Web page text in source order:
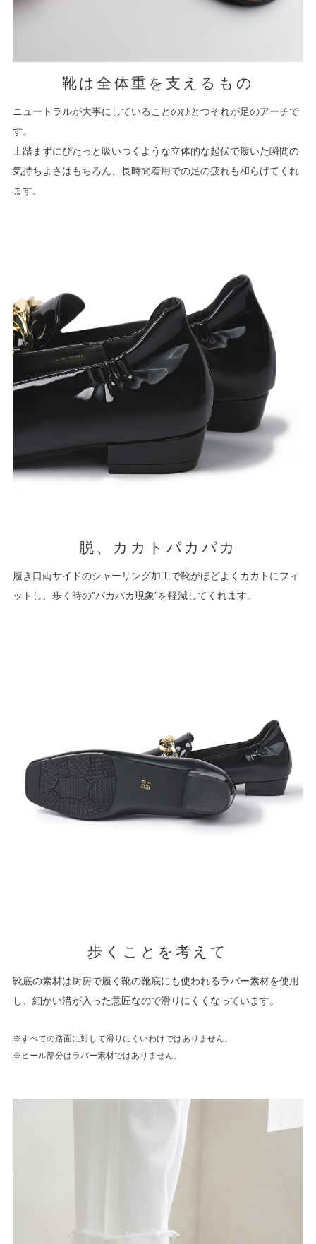
靴は全体重を支えるもの
ニュートラルが大事にしていることのひとつそれが足のアーチで
す。
土踏まずにぴたっと吸いつくような立体的な起伏で履いた瞬間の
気持ちよさはもちろん、長時間着用での足の疲れも和らげてくれ
ます。
脱、カカトパカパカ
履き口両サイドのシャーリング加工で靴がほどよくカカトにフィ
ットし、歩く時の”パカパカ現象”を軽減してくれます。
歩くことを考えて
靴底の素材は厨房で履く靴の靴底にも使われるラバー素材を使用
し、細かい溝が入った意匠なので滑りにくくなっています。
※すべての路面に対して滑りにくいわけではありません。
※ヒール部分はラバー素材ではありません。